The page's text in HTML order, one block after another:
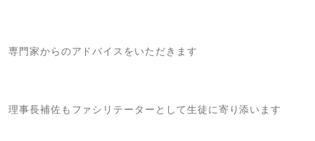
専門家からのアドバイスをいただきます
理事長補佐もファシリテーターとして生徒に寄り添います